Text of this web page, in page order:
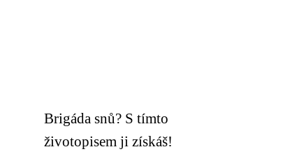
Brigáda snů? S tímto
životopisem ji získáš!